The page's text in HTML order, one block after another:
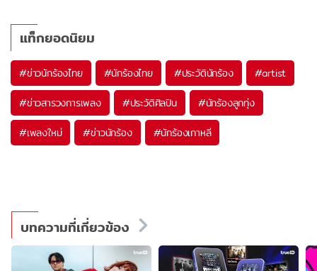
แท็กยอดนิยม
#ข่าวนักร้องไทย #นักร้องไทย #ประวัตินักร้อง #artist
#ข่าวสารวงการเพลง #ประวัติศิลปิน #นักร้องลูกทุ่ง
#เพลงใหม่ #ข่าวนักร้อง #นักร้องเกาหลี
บทความที่เกี่ยวข้อง